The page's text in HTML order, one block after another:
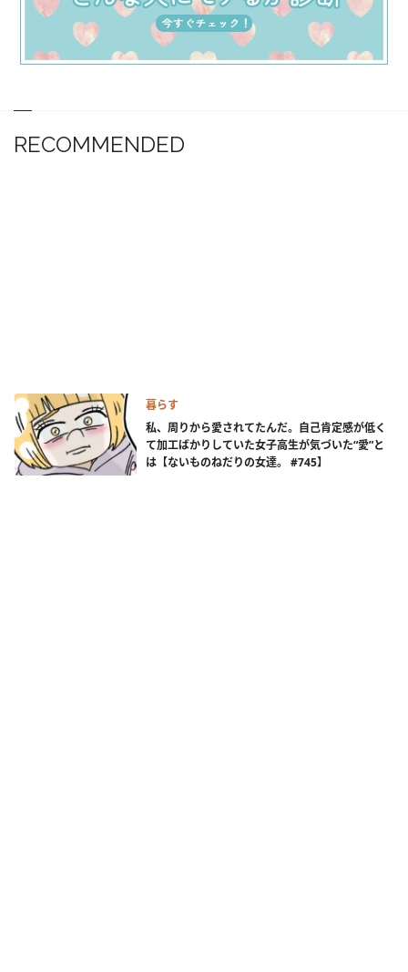
RECOMMENDED
暮らす
私、周りから愛されてたんだ。自己肯定感が低く
て加工ばかりしていた女子高生が気づいた“愛”と
は【ないものねだりの女達。 #745】